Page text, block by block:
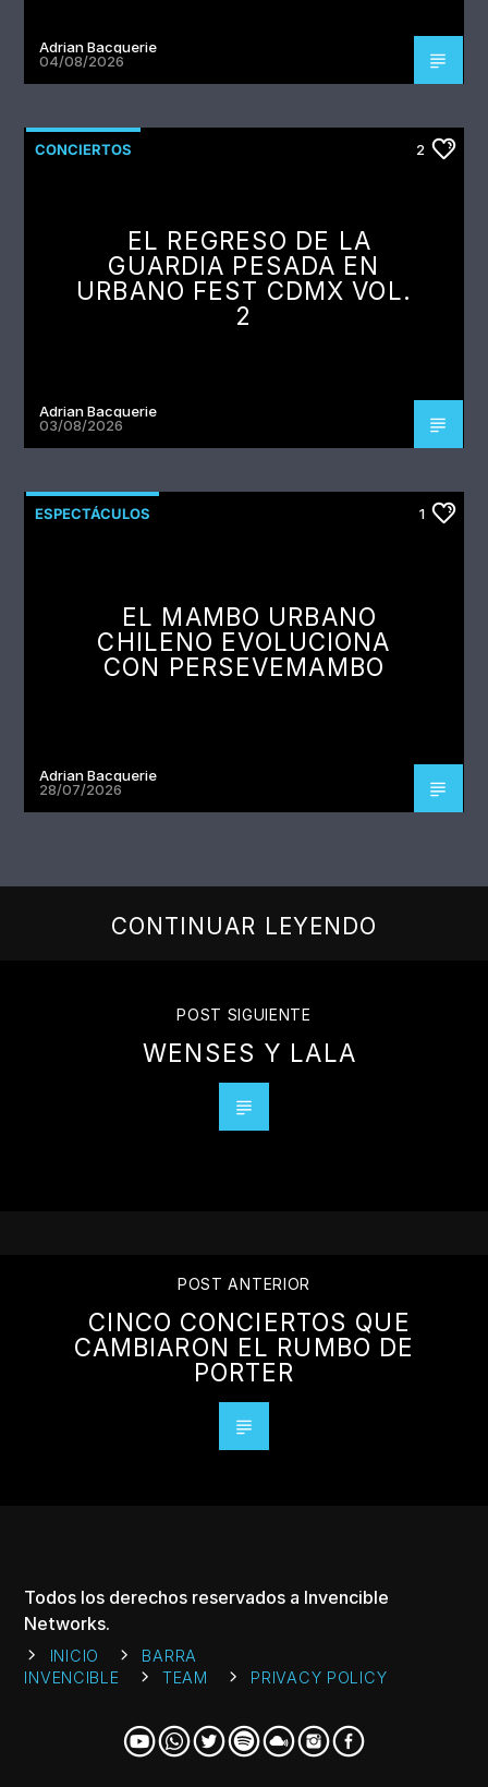
Adrian Bacquerie
04/08/2026
CONCIERTOS 2
EL REGRESO DE LA
GUARDIA PESADA EN
URBANO FEST CDMX VOL.
2
Adrian Bacquerie
03/08/2026
ESPECTÁCULOS 1
EL MAMBO URBANO
CHILENO EVOLUCIONA
CON PERSEVEMAMBO
Adrian Bacquerie
28/07/2026
CONTINUAR LEYENDO
POST SIGUIENTE
WENSES Y LALA
POST ANTERIOR
CINCO CONCIERTOS QUE
CAMBIARON EL RUMBO DE
PORTER
Todos los derechos reservados a Invencible
Networks.
INICIO
BARRA
INVENCIBLE
TEAM PRIVACY POLICY